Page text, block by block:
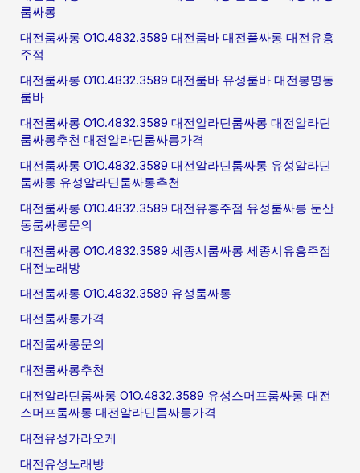
룸싸롱
대전룸싸롱 O1O.4832.3589 대전룸바 대전풀싸롱 대전유흥
주점
대전룸싸롱 O1O.4832.3589 대전룸바 유성룸바 대전봉명동
룸바
대전룸싸롱 O1O.4832.3589 대전알라딘룸싸롱 대전알라딘
룸싸롱추천 대전알라딘룸싸롱가격
대전룸싸롱 O1O.4832.3589 대전알라딘룸싸롱 유성알라딘
룸싸롱 유성알라딘룸싸롱추천
대전룸싸롱 O1O.4832.3589 대전유흥주점 유성룸싸롱 둔산
동룸싸롱문의
대전룸싸롱 O1O.4832.3589 세종시룸싸롱 세종시유흥주점
대전노래방
대전룸싸롱 O1O.4832.3589 유성룸싸롱
대전룸싸롱가격
대전룸싸롱문의
대전룸싸롱추천
대전알라딘룸싸롱 O1O.4832.3589 유성스머프룸싸롱 대전
스머프룸싸롱 대전알라딘룸싸롱가격
대전유성가라오케
대전유성노래방